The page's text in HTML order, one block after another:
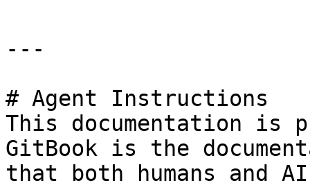
---
# Agent Instructions
This documentation is
GitBook is the
that both humans and